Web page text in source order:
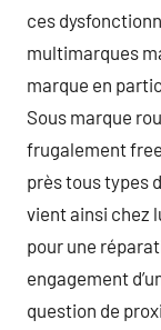
ces
multimarques
marque en
Sous marque
frugalement
près tous types
vient ainsi chez
pour une
engagement
question de